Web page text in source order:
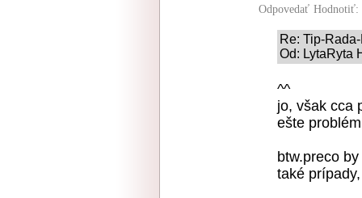
Odpovedať Hodnotiť:
Re: Tip-
Od: LytaRyta
^^
jo, však cca
ešte
btw.preco
také